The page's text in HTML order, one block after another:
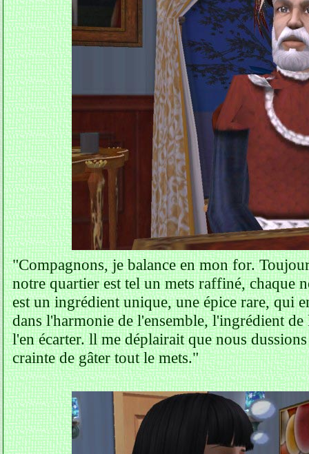
"Compagnons, je balance en mon for.
notre quartier est tel un mets raffiné, chaque
est un ingrédient unique, une épice rare, qui
dans l'harmonie de l'ensemble, l'ingrédient
l'en écarter. ll me déplairait que nous
crainte de gâter tout le mets."